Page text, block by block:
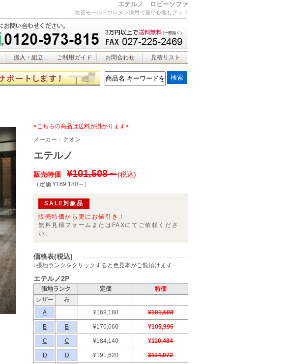
エテルノ ロビーソファ
軟質モールドウレタン採用で座り心地もグッド
搬入・組立 ご利用ガイド お問合わせ 見積リスト
<こちらの商品は送料が掛かります>
メーカー： クオン
エテルノ
販売特価 ¥101,508～(税込)
（定価 ¥169,180～ ）
SALE対象品
販売特価から更にお値引き！
無料見積フォームまたはFAXにてご依頼くださ
い。
価格表(税込)
↓張地ランクをクリックすると色見本がご覧頂けます
エテルノ2P
張地ランク 定価
特価
レザー
布
A
¥169,180 ¥101,508
B B ¥176,660 ¥105,996
C C ¥184,140 ¥110,484
D D ¥191,620 ¥114,972